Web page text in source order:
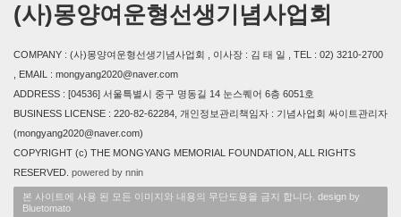
(사)몽양여운형선생기념사업회
COMPANY : (사)몽양여운형선생기념사업회 , 이사장 : 김 태 일 , TEL : 02) 3210-2700
, EMAIL : mongyang2020@naver.com
ADDRESS : [04536] 서울특별시 중구 명동길 14 눈스퀘어 6층 6051호
BUSINESS LICENSE : 220-82-62284, 개인정보관리책임자 : 기념사업회 싸이트관리자
(mongyang2020@naver.com)
COPYRIGHT (c) THE MONGYANG MEMORIAL FOUNDATION, ALL RIGHTS
RESERVED. powered by nnin
본 사이트에 사용 된 모든 이미지와 내용의 무단도용을 금지 합니다. design by
Bluetomato